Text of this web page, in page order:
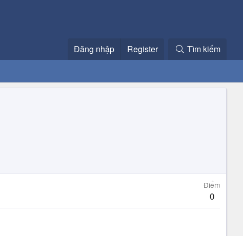
Đăng nhập Register Tìm kiếm
Điểm
0